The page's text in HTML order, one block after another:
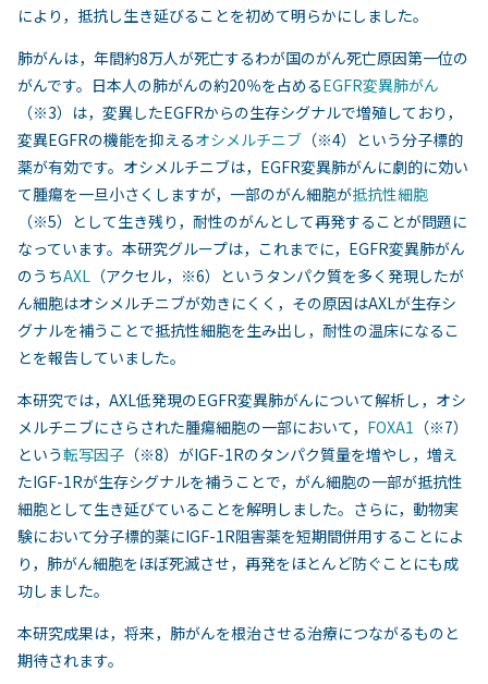
により，抵抗し生き延びることを初めて明らかにしました。
肺がんは，年間約8万人が死亡するわが国のがん死亡原因第一位の
がんです。日本人の肺がんの約20％を占めるEGFR変異肺がん
（※3）は，変異したEGFRからの生存シグナルで増殖しており，
変異EGFRの機能を抑えるオシメルチニブ （※4）という分子標的
薬が有効です。オシメルチニブは，EGFR変異肺がんに劇的に効い
て腫瘍を一旦小さくしますが，一部のがん細胞が抵抗性細胞
（※5）として生き残り，耐性のがんとして再発することが問題に
なっています。本研究グループは，これまでに，EGFR変異肺がん
のうちAXL （アクセル，※6）というタンパク質を多く発現したが
ん細胞はオシメルチニブが効きにくく，その原因はAXLが生存シ
グナルを補うことで抵抗性細胞を生み出し，耐性の温床になるこ
とを報告していました。
本研究では，AXL低発現のEGFR変異肺がんについて解析し，オシ
メルチニブにさらされた腫瘍細胞の一部において， FOXA1 （※7）
という転写因子 （※8）がIGF-1Rのタンパク質量を増やし，増え
たIGF-1Rが生存シグナルを補うことで，がん細胞の一部が抵抗性
細胞として生き延びていることを解明しました。さらに，動物実
験において分子標的薬にIGF-1R阻害薬を短期間併用することによ
り，肺がん細胞をほぼ死滅させ，再発をほとんど防ぐことにも成
功しました。
本研究成果は，将来，肺がんを根治させる治療につながるものと
期待されます。